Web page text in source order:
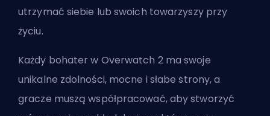
utrzymać siebie lub swoich towarzyszy przy
życiu.
Każdy bohater w Overwatch 2 ma swoje
unikalne zdolności, mocne i słabe strony, a
gracze muszą współpracować, aby stworzyć